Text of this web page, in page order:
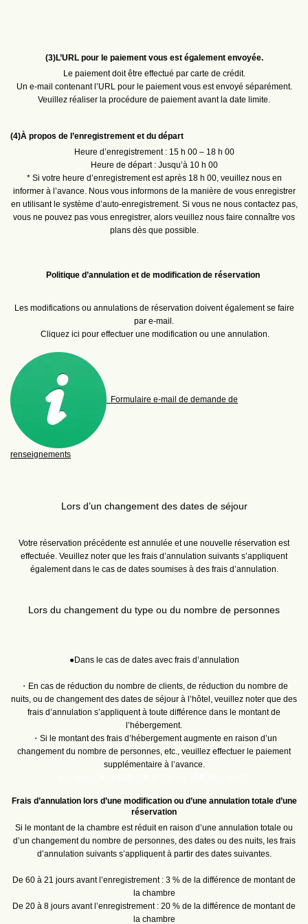
(3)L’URL pour le paiement vous est également envoyée.
Le paiement doit être effectué par carte de crédit.
Un e‑mail contenant l’URL pour le paiement vous est envoyé séparément.
Veuillez réaliser la procédure de paiement avant la date limite.
(4)À propos de l’enregistrement et du départ
Heure d’enregistrement : 15 h 00 – 18 h 00
Heure de départ : Jusqu’à 10 h 00
* Si votre heure d’enregistrement est après 18 h 00, veuillez nous en
informer à l’avance. Nous vous informons de la manière de vous enregistrer
en utilisant le système d’auto‑enregistrement. Si vous ne nous contactez pas,
vous ne pouvez pas vous enregistrer, alors veuillez nous faire connaître vos
plans dès que possible.
Politique d’annulation et de modification de réservation
Les modifications ou annulations de réservation doivent également se faire
par e‑mail.
Cliquez ici pour effectuer une modification ou une annulation.
Formulaire e‑mail de demande de
renseignements
Lors d’un changement des dates de séjour
Votre réservation précédente est annulée et une nouvelle réservation est
effectuée. Veuillez noter que les frais d’annulation suivants s’appliquent
également dans le cas de dates soumises à des frais d’annulation.
Lors du changement du type ou du nombre de personnes
●Dans le cas de dates avec frais d’annulation
・En cas de réduction du nombre de clients, de réduction du nombre de
nuits, ou de changement des dates de séjour à l’hôtel, veuillez noter que des
frais d’annulation s’appliquent à toute différence dans le montant de
l’hébergement.
・Si le montant des frais d’hébergement augmente en raison d’un
changement du nombre de personnes, etc., veuillez effectuer le paiement
supplémentaire à l’avance.
Frais d’annulation lors d’une modification ou d’une annulation totale d’une
réservation
Si le montant de la chambre est réduit en raison d’une annulation totale ou
d’un changement du nombre de personnes, des dates ou des nuits, les frais
d’annulation suivants s’appliquent à partir des dates suivantes.
De 60 à 21 jours avant l’enregistrement : 3 % de la différence de montant de
la chambre
De 20 à 8 jours avant l’enregistrement : 20 % de la différence de montant de
la chambre